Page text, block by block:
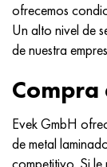
ofrecemos
Un alto nivel de
de nuestra
Evek GmbH
de metal
competitivo. Si le